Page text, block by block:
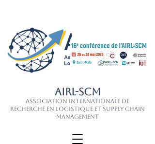
AIRL-SCM
Association Internationale de
Recherche en Logistique et Supply Chain
Management